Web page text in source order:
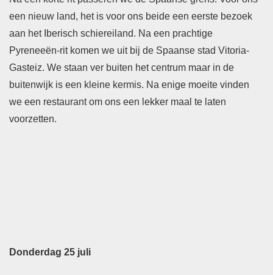
een nieuw land, het is voor ons beide een eerste bezoek
aan het Iberisch schiereiland. Na een prachtige
Pyreneeën-rit komen we uit bij de Spaanse stad Vitoria-
Gasteiz. We staan ver buiten het centrum maar in de
buitenwijk is een kleine kermis. Na enige moeite vinden
we een restaurant om ons een lekker maal te laten
voorzetten.
Donderdag 25 juli